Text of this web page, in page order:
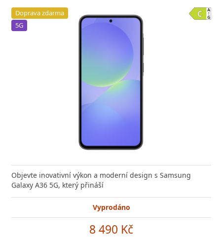
Doprava zdarma
5G
Objevte inovativní výkon a moderní design s Samsung
Galaxy A36 5G, který přináší
Vyprodáno
8 490 Kč